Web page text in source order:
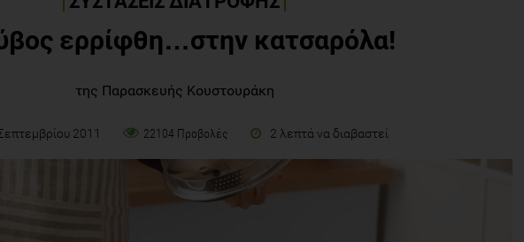
ερρίφθη…στην κατσαρόλα!
της Παρασκευής Κουστουράκη
2011 22104 Προβολές 2 λεπτά να διαβαστεί